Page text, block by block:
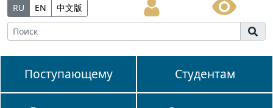
RU EN 中文版
Поступающему Студентам